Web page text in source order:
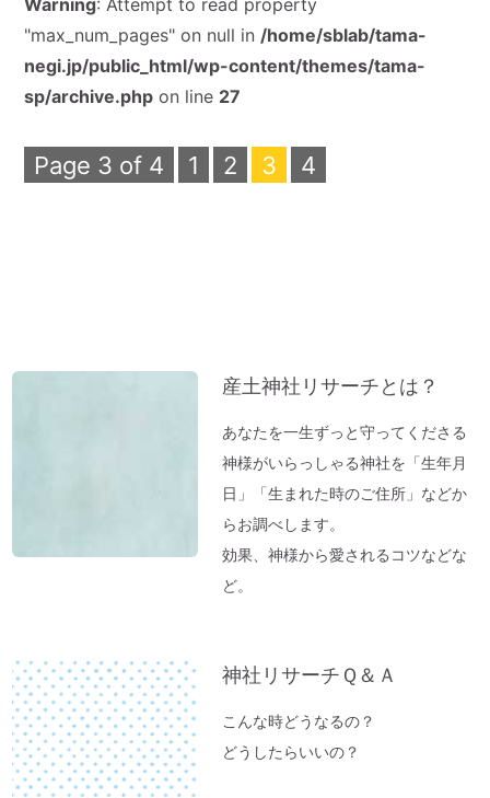
"max_num_pages" on null in /home/sblab/tama-
negi.jp/public_html/wp-content/themes/tama-
sp/archive.php on line 27
Page 3 of 4 1 2 3 4
産土神社リサーチとは？
あなたを一生ずっと守ってくださる
神様がいらっしゃる神社を「生年月
日」「生まれた時のご住所」などか
らお調べします。
効果、神様から愛されるコツなどな
ど。
神社リサーチＱ＆Ａ
こんな時どうなるの？
どうしたらいいの？